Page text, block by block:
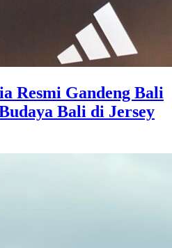
Resmi Gandeng Bali
Bali di Jersey